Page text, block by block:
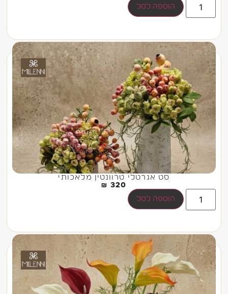
הוספה לסל
סט אגרטלי טרוונטין מלאכותי
320
₪
הוספה לסל